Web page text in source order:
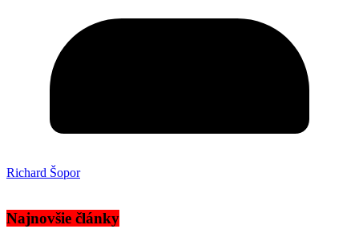
Richard Šopor
Najnovšie články